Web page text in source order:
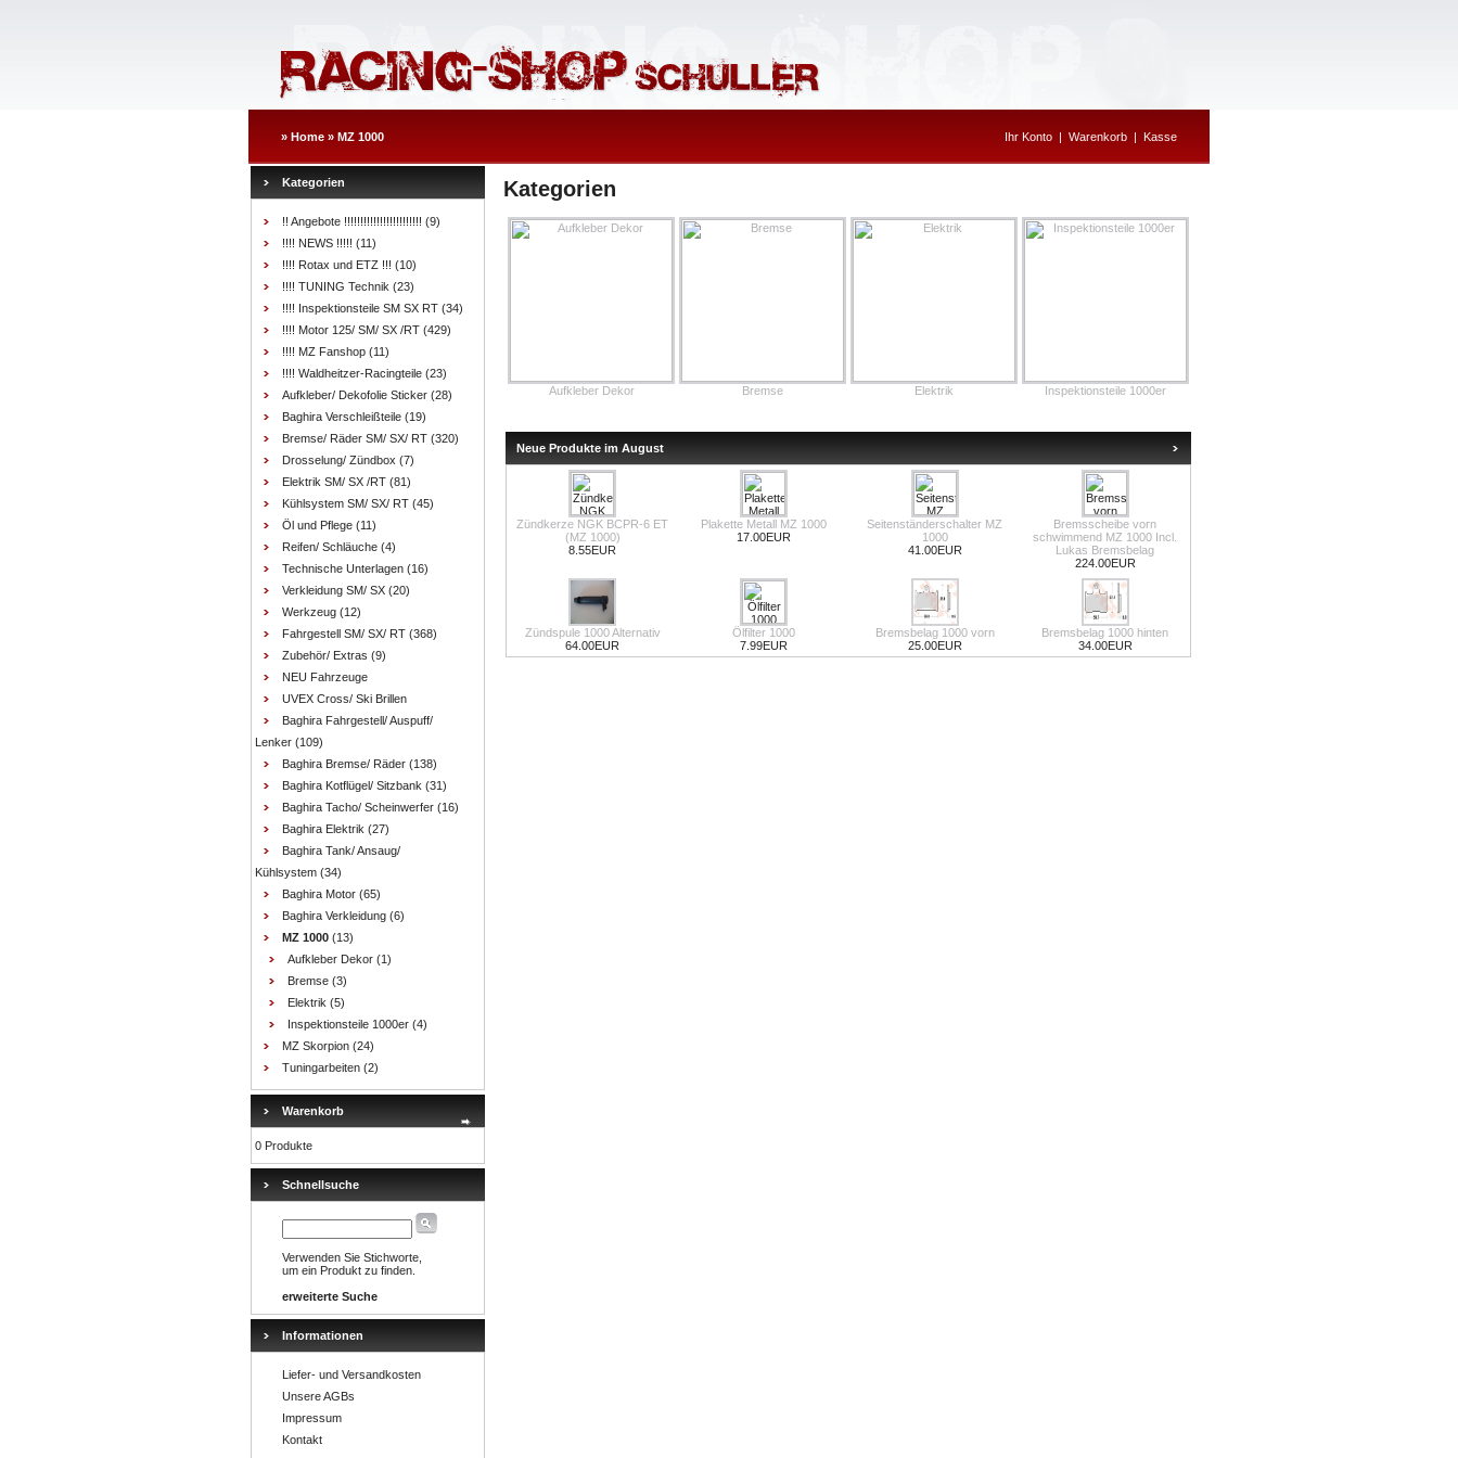
» Home » MZ 1000 Ihr Konto | Warenkorb | Kasse
Kategorien
!! Angebote !!!!!!!!!!!!!!!!!!!!!!!! (9)
!!!! NEWS !!!!! (11)
!!!! Rotax und ETZ !!! (10)
!!!! TUNING Technik (23)
!!!! Inspektionsteile SM SX RT (34)
!!!! Motor 125/ SM/ SX /RT (429)
!!!! MZ Fanshop (11)
!!!! Waldheitzer-Racingteile (23)
Aufkleber/ Dekofolie Sticker (28)
Baghira Verschleißteile (19)
Bremse/ Räder SM/ SX/ RT (320)
Drosselung/ Zündbox (7)
Elektrik SM/ SX /RT (81)
Kühlsystem SM/ SX/ RT (45)
Öl und Pflege (11)
Reifen/ Schläuche (4)
Technische Unterlagen (16)
Verkleidung SM/ SX (20)
Werkzeug (12)
Fahrgestell SM/ SX/ RT (368)
Zubehör/ Extras (9)
NEU Fahrzeuge
UVEX Cross/ Ski Brillen
Baghira Fahrgestell/ Auspuff/
Lenker (109)
Baghira Bremse/ Räder (138)
Baghira Kotflügel/ Sitzbank (31)
Baghira Tacho/ Scheinwerfer (16)
Baghira Elektrik (27)
Baghira Tank/ Ansaug/
Kühlsystem (34)
Baghira Motor (65)
Baghira Verkleidung (6)
MZ 1000 (13)
Aufkleber Dekor (1)
Bremse (3)
Elektrik (5)
Inspektionsteile 1000er (4)
MZ Skorpion (24)
Tuningarbeiten (2)
Warenkorb
0 Produkte
Schnellsuche
Verwenden Sie Stichworte,
um ein Produkt zu finden.
erweiterte Suche
Informationen
Liefer- und Versandkosten
Unsere AGBs
Impressum
Kontakt
Kategorien
Aufkleber Dekor Bremse Elektrik Inspektionsteile 1000er
Neue Produkte im August
Zündkerze NGK BCPR-6 ET
(MZ 1000)
8.55EUR
Plakette Metall MZ 1000
17.00EUR
Seitenständerschalter MZ
1000
41.00EUR
Bremsscheibe vorn
schwimmend MZ 1000 Incl.
Lukas Bremsbelag
224.00EUR
Zündspule 1000 Alternativ
64.00EUR
Ölfilter 1000
7.99EUR
Bremsbelag 1000 vorn
25.00EUR
Bremsbelag 1000 hinten
34.00EUR